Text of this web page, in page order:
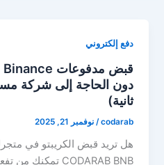
دفع إلكتروني
ثانية)
codarab
/نوفمبر 21, 2025